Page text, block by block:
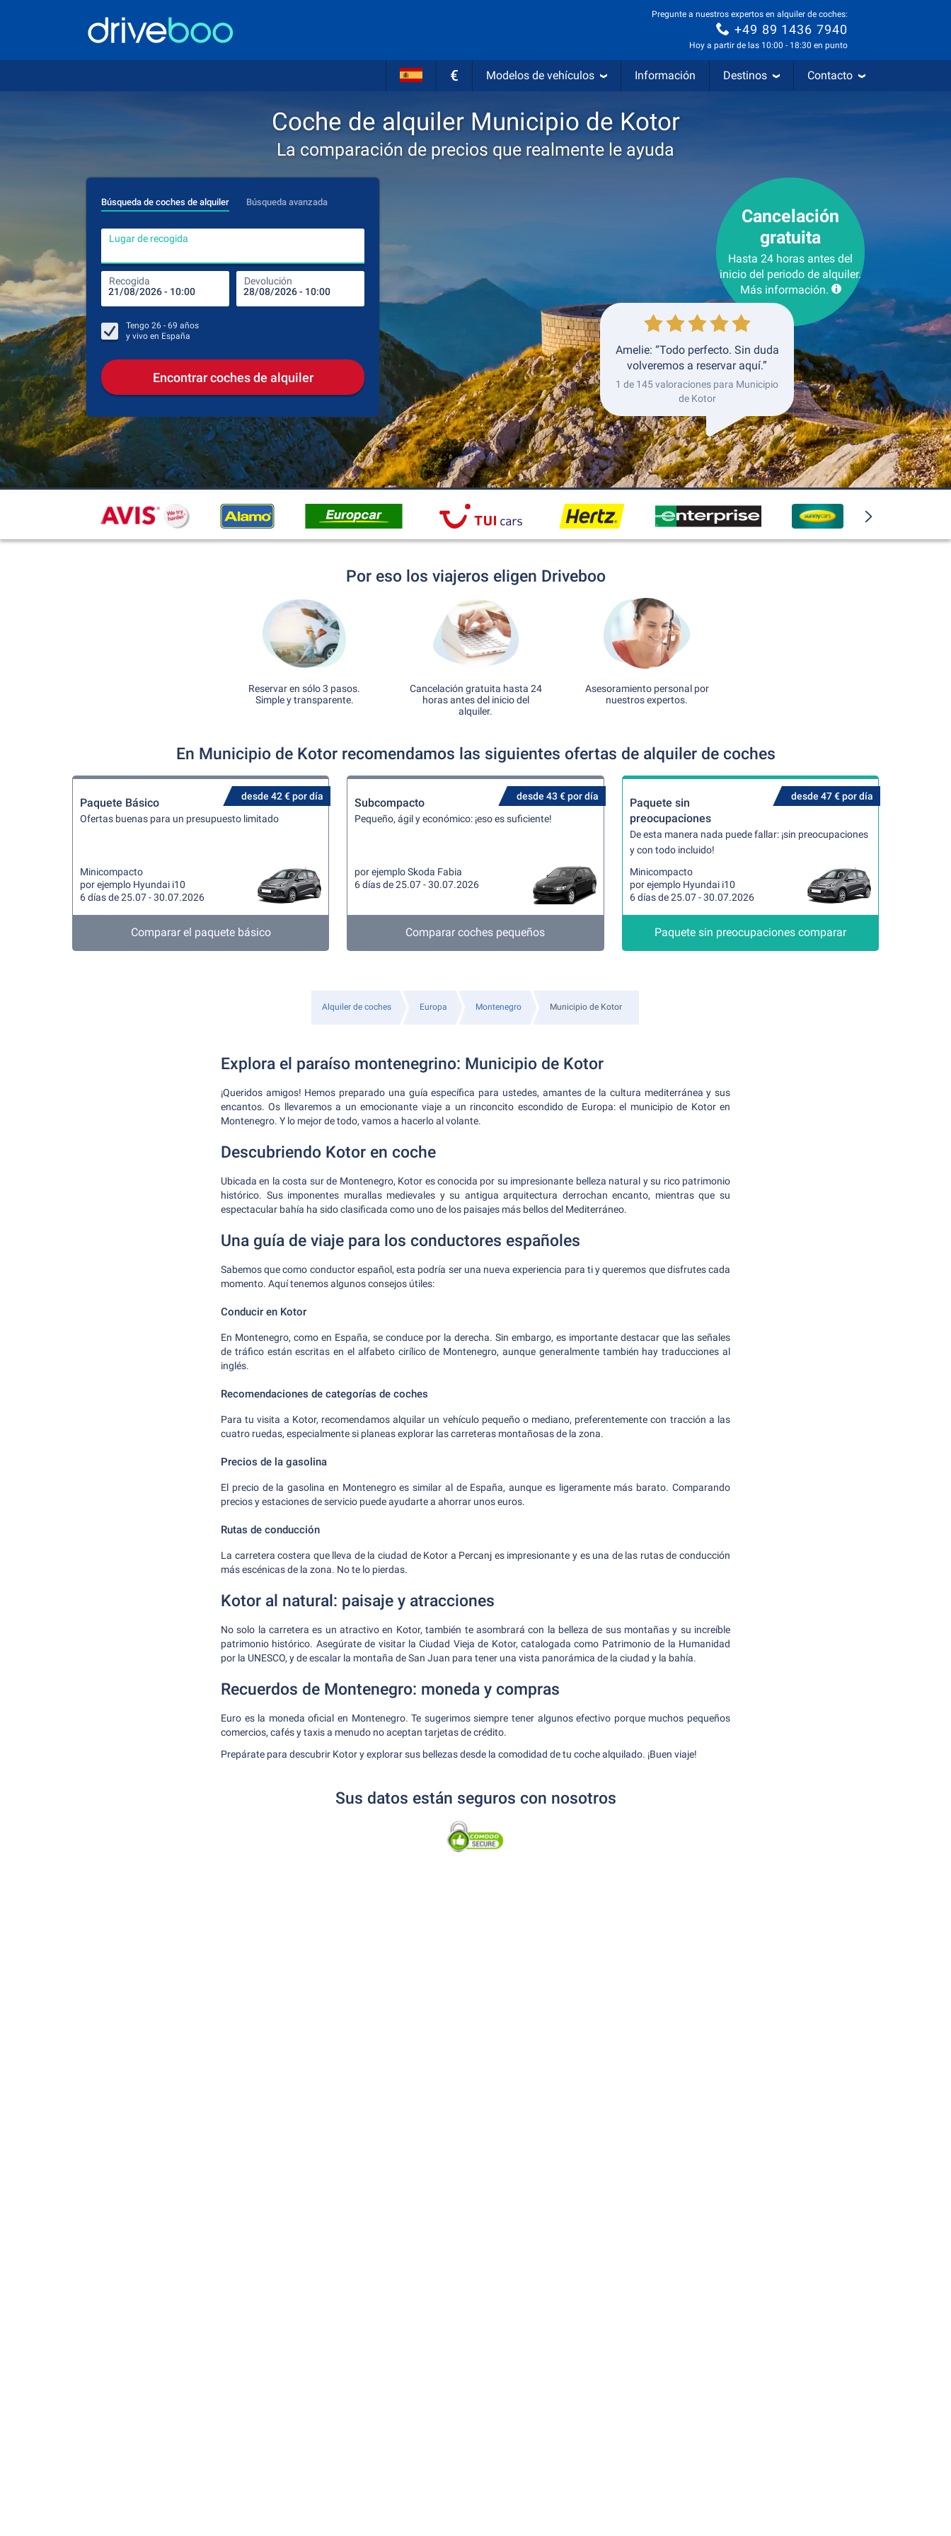
Pregunte a nuestros expertos en alquiler de coches:
+49 89 1436 7940
Hoy a partir de las 10:00 - 18:30 en punto
€ Modelos de vehículos Información Destinos Contacto
Coche de alquiler Municipio de Kotor
La comparación de precios que realmente le ayuda
Búsqueda de coches de alquiler Búsqueda avanzada
Lugar de recogida
Recogida Devolución
Devolución
Tengo 26 - 69 años
y vivo en España
Encontrar coches de alquiler
Cancelación
gratuita
Hasta 24 horas antes del
inicio del periodo de alquiler.
Más información.
Amelie: “Todo perfecto. Sin duda
volveremos a reservar aquí.”
1 de 145 valoraciones para Municipio
de Kotor
Por eso los viajeros eligen Driveboo
Reservar en sólo 3 pasos.
Simple y transparente.
Cancelación gratuita hasta 24
horas antes del inicio del
alquiler.
Asesoramiento personal por
nuestros expertos.
En Municipio de Kotor recomendamos las siguientes ofertas de alquiler de coches
desde 42 € por día
Paquete Básico
Ofertas buenas para un presupuesto limitado
Minicompacto
por ejemplo Hyundai i10
6 días de 25.07 - 30.07.2026
Comparar el paquete básico
desde 43 € por día
Subcompacto
Pequeño, ágil y económico: ¡eso es suficiente!
por ejemplo Skoda Fabia
6 días de 25.07 - 30.07.2026
Comparar coches pequeños
desde 47 € por día
Paquete sin
preocupaciones
De esta manera nada puede fallar: ¡sin preocupaciones
y con todo incluido!
Minicompacto
por ejemplo Hyundai i10
6 días de 25.07 - 30.07.2026
Paquete sin preocupaciones comparar
Alquiler de coches Europa Montenegro Municipio de Kotor
Explora el paraíso montenegrino: Municipio de Kotor
¡Queridos amigos! Hemos preparado una guía específica para ustedes, amantes de la cultura mediterránea y sus
encantos. Os llevaremos a un emocionante viaje a un rinconcito escondido de Europa: el municipio de Kotor en
Montenegro. Y lo mejor de todo, vamos a hacerlo al volante.
Descubriendo Kotor en coche
Ubicada en la costa sur de Montenegro, Kotor es conocida por su impresionante belleza natural y su rico patrimonio
histórico. Sus imponentes murallas medievales y su antigua arquitectura derrochan encanto, mientras que su
espectacular bahía ha sido clasificada como uno de los paisajes más bellos del Mediterráneo.
Una guía de viaje para los conductores españoles
Sabemos que como conductor español, esta podría ser una nueva experiencia para ti y queremos que disfrutes cada
momento. Aquí tenemos algunos consejos útiles:
Conducir en Kotor
En Montenegro, como en España, se conduce por la derecha. Sin embargo, es importante destacar que las señales
de tráfico están escritas en el alfabeto cirílico de Montenegro, aunque generalmente también hay traducciones al
inglés.
Recomendaciones de categorías de coches
Para tu visita a Kotor, recomendamos alquilar un vehículo pequeño o mediano, preferentemente con tracción a las
cuatro ruedas, especialmente si planeas explorar las carreteras montañosas de la zona.
Precios de la gasolina
El precio de la gasolina en Montenegro es similar al de España, aunque es ligeramente más barato. Comparando
precios y estaciones de servicio puede ayudarte a ahorrar unos euros.
Rutas de conducción
La carretera costera que lleva de la ciudad de Kotor a Percanj es impresionante y es una de las rutas de conducción
más escénicas de la zona. No te lo pierdas.
Kotor al natural: paisaje y atracciones
No solo la carretera es un atractivo en Kotor, también te asombrará con la belleza de sus montañas y su increíble
patrimonio histórico. Asegúrate de visitar la Ciudad Vieja de Kotor, catalogada como Patrimonio de la Humanidad
por la UNESCO, y de escalar la montaña de San Juan para tener una vista panorámica de la ciudad y la bahía.
Recuerdos de Montenegro: moneda y compras
Euro es la moneda oficial en Montenegro. Te sugerimos siempre tener algunos efectivo porque muchos pequeños
comercios, cafés y taxis a menudo no aceptan tarjetas de crédito.
Prepárate para descubrir Kotor y explorar sus bellezas desde la comodidad de tu coche alquilado. ¡Buen viaje!
Sus datos están seguros con nosotros